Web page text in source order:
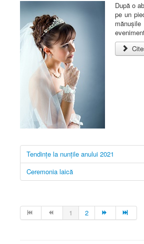
După o
pe un
Tendințe la nunțile anului 2021
Ceremonia laică
1 2